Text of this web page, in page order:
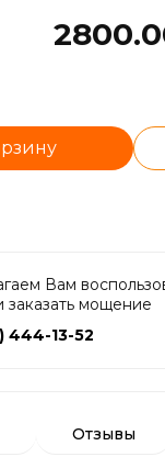
Вам
заказать мощение
444-13-52
Отзывы